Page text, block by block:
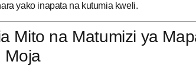
yako inapata na kutumia kweli.
Mito na Matumizi ya
Moja